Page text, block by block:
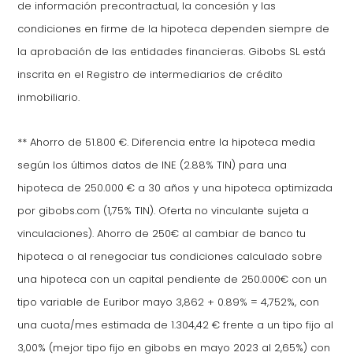
de información precontractual, la concesión y las
condiciones en firme de la hipoteca dependen siempre de
la aprobación de las entidades financieras. Gibobs SL está
inscrita en el Registro de intermediarios de crédito
inmobiliario.
** Ahorro de 51.800 €. Diferencia entre la hipoteca media
según los últimos datos de INE (2.88% TIN) para una
hipoteca de 250.000 € a 30 años y una hipoteca optimizada
por gibobs.com (1,75% TIN). Oferta no vinculante sujeta a
vinculaciones). Ahorro de 250€ al cambiar de banco tu
hipoteca o al renegociar tus condiciones calculado sobre
una hipoteca con un capital pendiente de 250.000€ con un
tipo variable de Euribor mayo 3,862 + 0.89% = 4,752%, con
una cuota/mes estimada de 1.304,42 € frente a un tipo fijo al
3,00% (mejor tipo fijo en gibobs en mayo 2023 al 2,65%) con